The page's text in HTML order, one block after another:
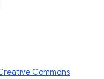
Commons